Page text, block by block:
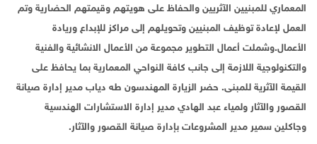
المعماري للمبنيين الآثريين والحفاظ على هويتهم وقيمتهم الحضارية وتم
العمل لإعادة توظيف المبنيين وتحويلهم إلى مراكز للإبداع وريادة
الأعمال.وشملت أعمال التطوير مجموعة من الأعمال الانشائية والفنية
والتكنولوجية اللازمة إلى جانب كافة النواحي المعمارية بما يحافظ على
القيمة الآثرية للمبنى. حضر الزيارة المهندسون طه دياب مدير إدارة صيانة
القصور والآثار ولمياء عبد الهادي مدير إدارة الاستشارات الهندسية
وجاكلين سمير مدير المشروعات بإدارة صيانة القصور والآثار.